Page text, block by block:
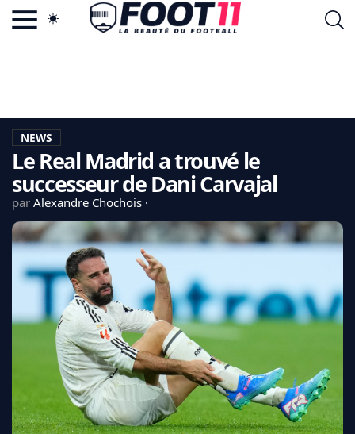
LA CHARTE
VIE PRIVÉE
CGU
CONTACTEZ-NOUS
MERCATO
CDM 2026
PSG
LIGUE 1
REAL MADRID
FC BARCELONE
MANCHESTER UNITED
CHELSEA
ARSENAL
NEWS
Le Real Madrid a trouvé le
successeur de Dani Carvajal
par Alexandre Chochois